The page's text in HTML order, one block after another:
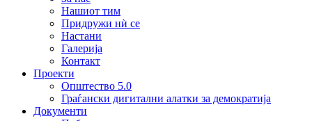
Нашиот тим
Придружи нѝ се
Настани
Галерија
Контакт
Проекти
Општество 5.0
Граѓански дигитални алатки за демократија
Документи